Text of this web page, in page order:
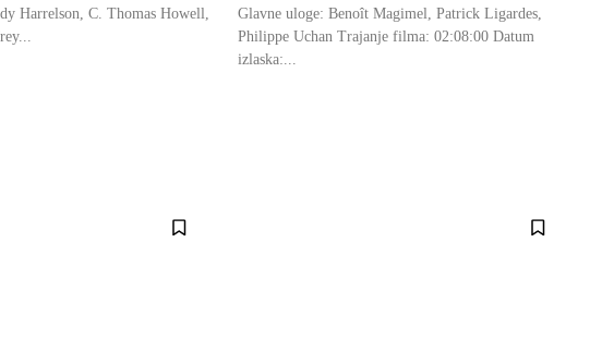
Harrelson, C. Thomas Howell,
Glavne uloge: Benoît Magimel, Patrick Ligardes,
Philippe Uchan Trajanje filma: 02:08:00 Datum
izlaska:...